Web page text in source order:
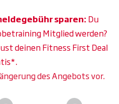
sparen: Du
Mitglied werden?
deinen Fitness First Deal
des Angebots vor.